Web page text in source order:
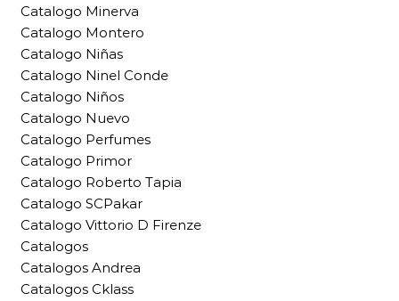
Catalogo Minerva
Catalogo Montero
Catalogo Niñas
Catalogo Ninel Conde
Catalogo Niños
Catalogo Nuevo
Catalogo Perfumes
Catalogo Primor
Catalogo Roberto Tapia
Catalogo SCPakar
Catalogo Vittorio D Firenze
Catalogos
Catalogos Andrea
Catalogos Cklass